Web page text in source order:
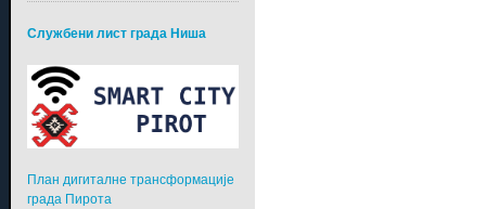
Службени лист града Ниша
План дигиталне трансформације
града Пирота